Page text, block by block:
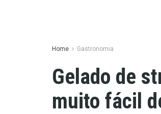
Home Gastronomia
Gelado de
muito fácil